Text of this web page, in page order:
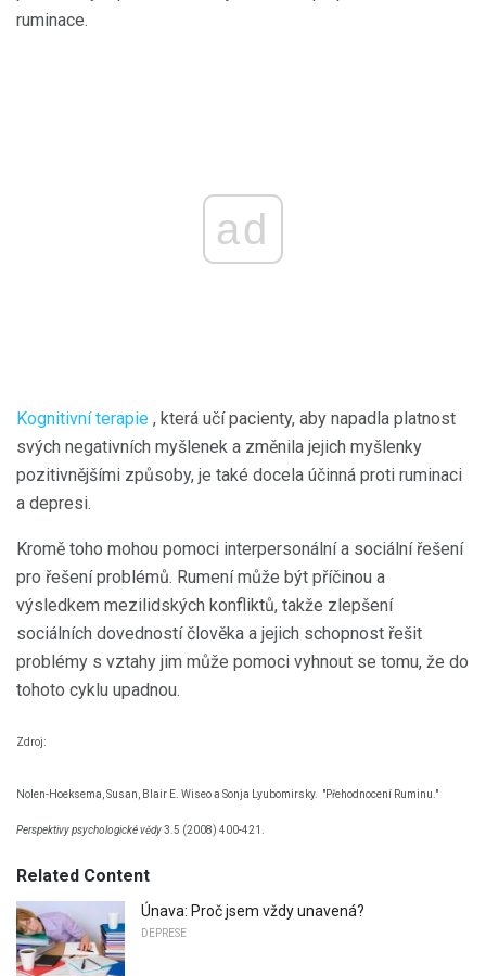
ruminace.
ad
Kognitivní terapie , která učí pacienty, aby napadla platnost
svých negativních myšlenek a změnila jejich myšlenky
pozitivnějšími způsoby, je také docela účinná proti ruminaci
a depresi.
Kromě toho mohou pomoci interpersonální a sociální řešení
pro řešení problémů. Rumení může být příčinou a
výsledkem mezilidských konfliktů, takže zlepšení
sociálních dovedností člověka a jejich schopnost řešit
problémy s vztahy jim může pomoci vyhnout se tomu, že do
tohoto cyklu upadnou.
Zdroj:
Nolen-Hoeksema, Susan, Blair E. Wiseo a Sonja Lyubomirsky. "Přehodnocení Ruminu."
Perspektivy psychologické vědy3.5 (2008) 400-421.
Related Content
Únava: Proč jsem vždy unavená?
DEPRESE